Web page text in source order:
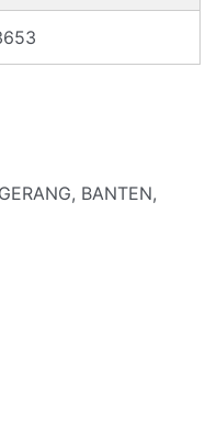
BANTEN,